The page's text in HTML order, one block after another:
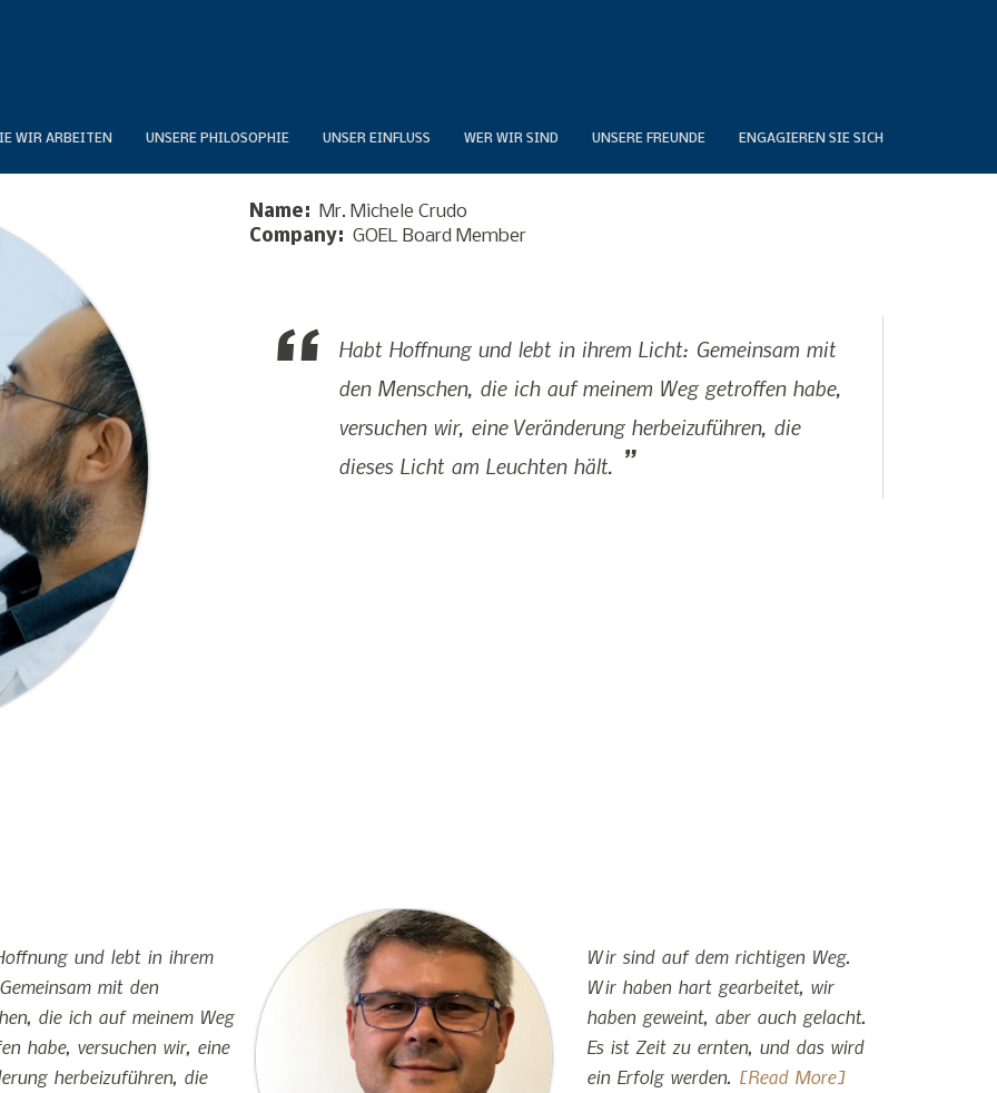
WIR ARBEITEN UNSERE PHILOSOPHIE UNSER EINFLUSS WER WIR SIND UNSERE FREUNDE ENGAGIEREN SIE SICH
Name
Mr. Michele Crudo
Company
GOEL Board Member
Habt Hoffnung und lebt in ihrem Licht: Gemeinsam mit
den Menschen, die ich auf meinem Weg getroffen habe,
versuchen wir, eine Veränderung herbeizuführen, die
dieses Licht am Leuchten hält.
und lebt in ihrem
mit den
die ich auf meinem Weg
habe, versuchen wir, eine
herbeizuführen, die
Wir sind auf dem richtigen Weg.
Wir haben hart gearbeitet, wir
haben geweint, aber auch gelacht.
Es ist Zeit zu ernten, und das wird
ein Erfolg werden. [Read More]